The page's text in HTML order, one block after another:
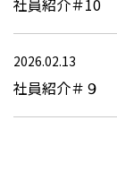
社員紹介＃10
2026.02.13
社員紹介＃９